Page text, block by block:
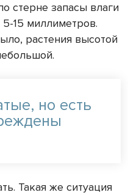
стерне запасы влаги
5-15 миллиметров.
растения высотой
но есть
Такая же ситуация